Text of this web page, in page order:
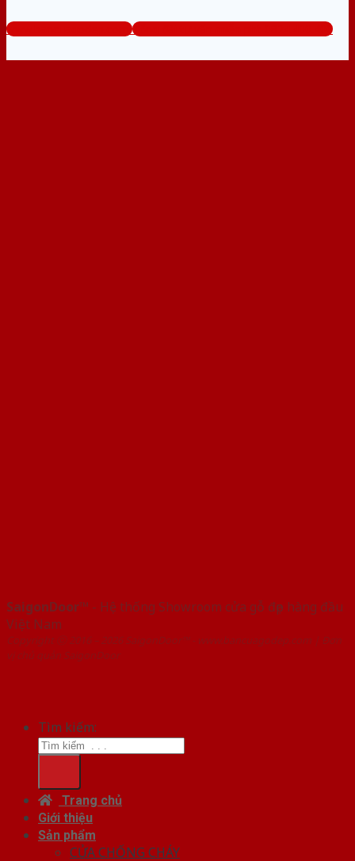
www.bancuagodep.com Tổng đài tư vấn miễn phí: 0824.400.400
SaigonDoor™ - Hệ thống Showroom cửa gỗ đẹp hàng đầu
Việt Nam
Copyright ⓒ 2016 – 2026 SaigonDoor™ - www.bancuagodep.com | Đơn
vị chủ quản SaigonDoor
Tìm kiếm:
Trang chủ
Giới thiệu
Sản phẩm
CỬA CHỐNG CHÁY